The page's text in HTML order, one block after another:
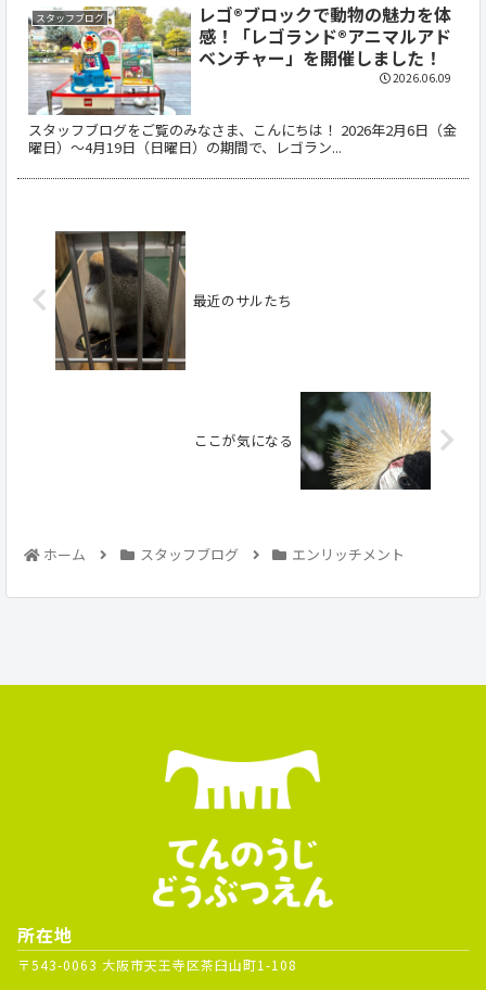
スタッフブログ
レゴ®ブロックで動物の魅力を体
感！「レゴランド®アニマルアド
ベンチャー」を開催しました！
スタッフブログをご覧のみなさま、こんにちは！ 2026年2月6日（金
曜日）〜4月19日（日曜日）の期間で、レゴラン...
2026.06.09
最近のサルたち
ここが気になる
ホーム スタッフブログ エンリッチメント
所在地
〒543-0063 大阪市天王寺区茶臼山町1-108